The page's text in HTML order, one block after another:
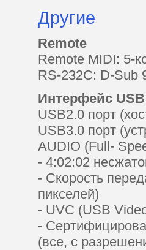
Другие
Remote
Remote MIDI: 5-
RS-232C: D-Sub
Интерфейс USB
USB2.0 порт
USB3.0 порт
AUDIO (Full-
- 4:02:02
- Скорость
пикселей)
- UVC (USB
-
(все, с